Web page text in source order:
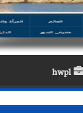
hwpl